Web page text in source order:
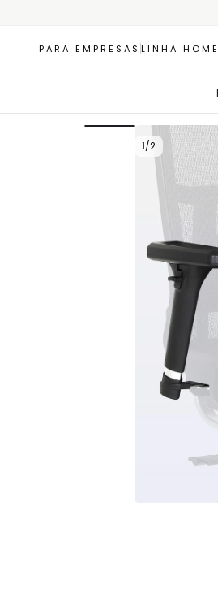
PARA EMPRESAS LINHA HOME
1/2